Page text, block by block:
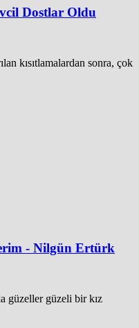
Dostlar Oldu
kısıtlamalardan sonra, çok
- Nilgün Ertürk
güzeller güzeli bir kız